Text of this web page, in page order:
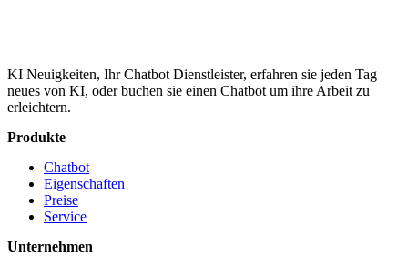
KI Neuigkeiten, Ihr Chatbot Dienstleister, erfahren sie jeden Tag
neues von KI, oder buchen sie einen Chatbot um ihre Arbeit zu
erleichtern.
Produkte
Chatbot
Eigenschaften
Preise
Service
Unternehmen